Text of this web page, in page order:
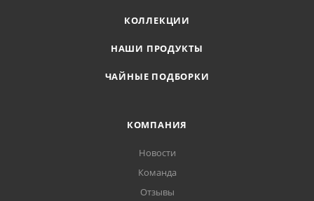
КОЛЛЕКЦИИ
НАШИ ПРОДУКТЫ
ЧАЙНЫЕ ПОДБОРКИ
КОМПАНИЯ
Новости
Команда
Отзывы